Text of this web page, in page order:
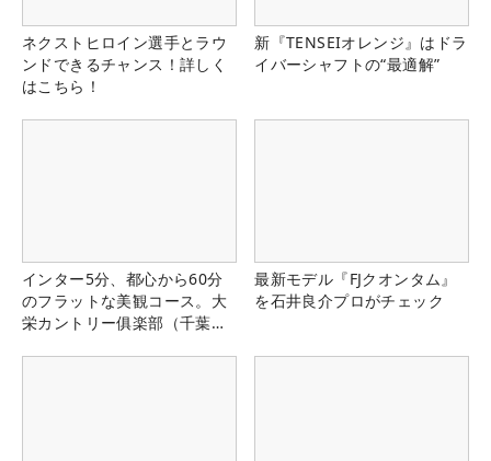
ネクストヒロイン選手とラウ
ンドできるチャンス！詳しく
はこちら！
新『TENSEIオレンジ』はドラ
イバーシャフトの“最適解”
インター5分、都心から60分
のフラットな美観コース。大
栄カントリー俱楽部（千葉
最新モデル『FJクオンタム』
を石井良介プロがチェック